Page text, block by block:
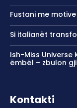
Fustani me
Si italianët
Ish-Miss Universe
ëmbël – zbulon
Kontakti